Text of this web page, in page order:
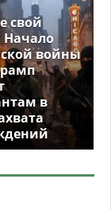
свой
войны
в